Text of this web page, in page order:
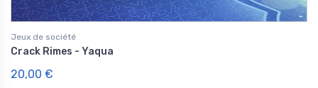
Jeux de société
Crack Rimes - Yaqua
20,00 €